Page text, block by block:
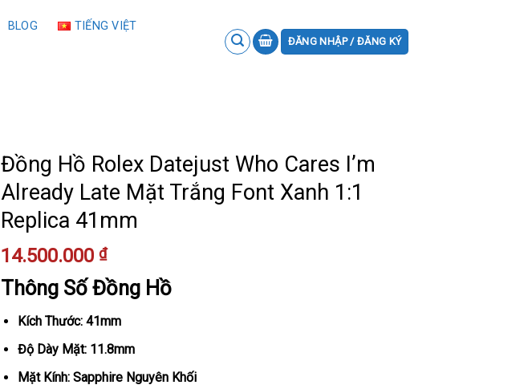
BLOG TIẾNG VIỆT
ĐĂNG NHẬP / ĐĂNG KÝ
Đồng Hồ Rolex Datejust Who Cares I’m
Already Late Mặt Trắng Font Xanh 1:1
Replica 41mm
14.500.000 ₫
Thông Số Đồng Hồ
Kích Thước: 41mm
Độ Dày Mặt: 11.8mm
Mặt Kính: Sapphire Nguyên Khối